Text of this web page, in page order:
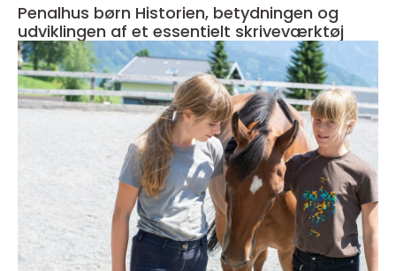
Penalhus børn Historien, betydningen og
udviklingen af et essentielt skriveværktøj